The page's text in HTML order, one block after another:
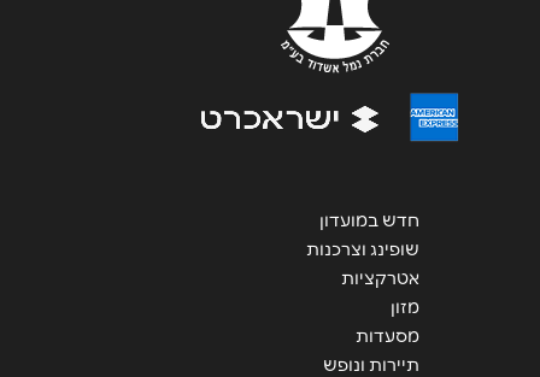
שליחה
חדש במועדון
שופינג וצרכנות
אטרקציות
מזון
מסעדות
תיירות ונופש